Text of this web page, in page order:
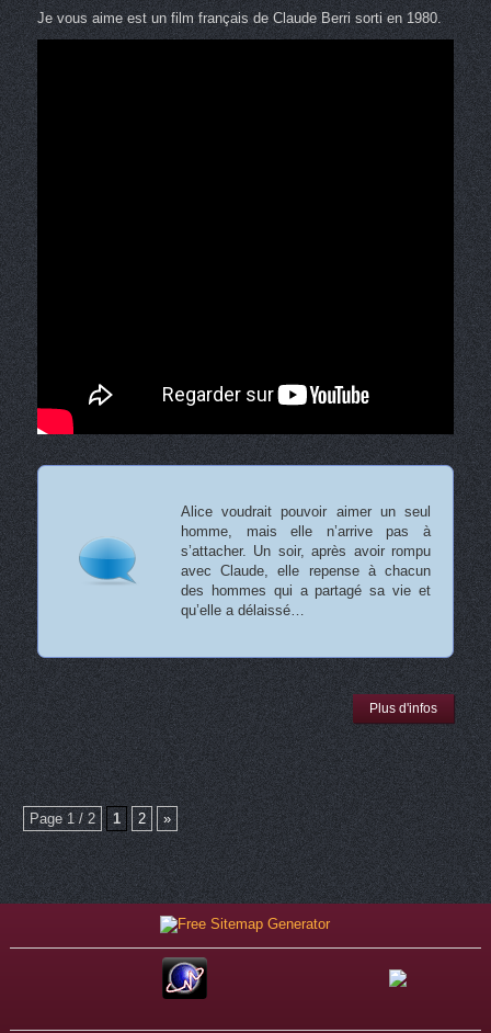
Je vous aime est un film français de Claude Berri sorti en 1980.
Alice voudrait pouvoir aimer un seul
homme, mais elle n’arrive pas à
s’attacher. Un soir, après avoir rompu
avec Claude, elle repense à chacun
des hommes qui a partagé sa vie et
qu’elle a délaissé…
Plus d'infos
Page 1 / 2 1 2 »